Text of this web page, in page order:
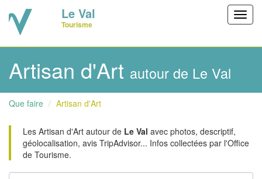
Le Val
Tourisme
Artisan d'Art autour de Le Val
Que faire Artisan d'Art
Les Artisan d'Art autour de Le Val avec photos, descriptif,
géolocalisation, avis TripAdvisor... Infos collectées par l'Office
de Tourisme.